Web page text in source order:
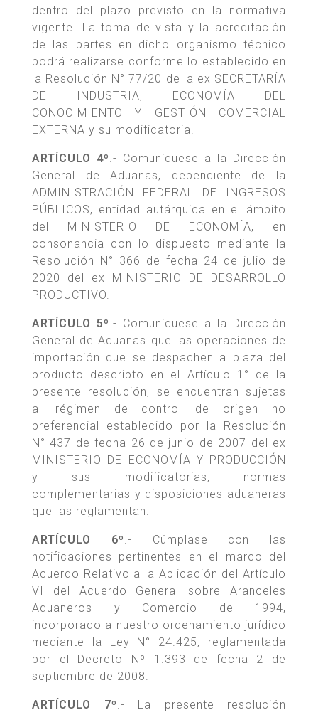
dentro del plazo previsto en la normativa
vigente. La toma de vista y la acreditación
de las partes en dicho organismo técnico
podrá realizarse conforme lo establecido en
la Resolución N° 77/20 de la ex SECRETARÍA
DE INDUSTRIA, ECONOMÍA DEL
CONOCIMIENTO Y GESTIÓN COMERCIAL
EXTERNA y su modificatoria.
ARTÍCULO 4º.- Comuníquese a la Dirección
General de Aduanas, dependiente de la
ADMINISTRACIÓN FEDERAL DE INGRESOS
PÚBLICOS, entidad autárquica en el ámbito
del MINISTERIO DE ECONOMÍA, en
consonancia con lo dispuesto mediante la
Resolución N° 366 de fecha 24 de julio de
2020 del ex MINISTERIO DE DESARROLLO
PRODUCTIVO.
ARTÍCULO 5º.- Comuníquese a la Dirección
General de Aduanas que las operaciones de
importación que se despachen a plaza del
producto descripto en el Artículo 1° de la
presente resolución, se encuentran sujetas
al régimen de control de origen no
preferencial establecido por la Resolución
N° 437 de fecha 26 de junio de 2007 del ex
MINISTERIO DE ECONOMÍA Y PRODUCCIÓN
y sus modificatorias, normas
complementarias y disposiciones aduaneras
que las reglamentan.
ARTÍCULO 6º.- Cúmplase con las
notificaciones pertinentes en el marco del
Acuerdo Relativo a la Aplicación del Artículo
VI del Acuerdo General sobre Aranceles
Aduaneros y Comercio de 1994,
incorporado a nuestro ordenamiento jurídico
mediante la Ley N° 24.425, reglamentada
por el Decreto Nº 1.393 de fecha 2 de
septiembre de 2008.
ARTÍCULO 7º.- La presente resolución